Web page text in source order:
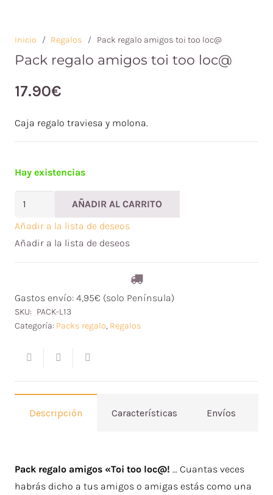
Inicio / Regalos / Pack regalo amigos toi too loc@
Pack regalo amigos toi too loc@
17.90€
Caja regalo traviesa y molona.
Hay existencias
amigos
toi
too
cantidad
AÑADIR AL CARRITO
Añadir a la lista de deseos
Añadir a la lista de deseos
Gastos envío: 4,95€ (solo Península)
SKU: PACK-L13
Categoría: Packs regalo, Regalos
Descripción Características Envíos
Pack regalo amigos «Toi too loc@! … Cuantas veces
habrás dicho a tus amigos o amigas estás como una